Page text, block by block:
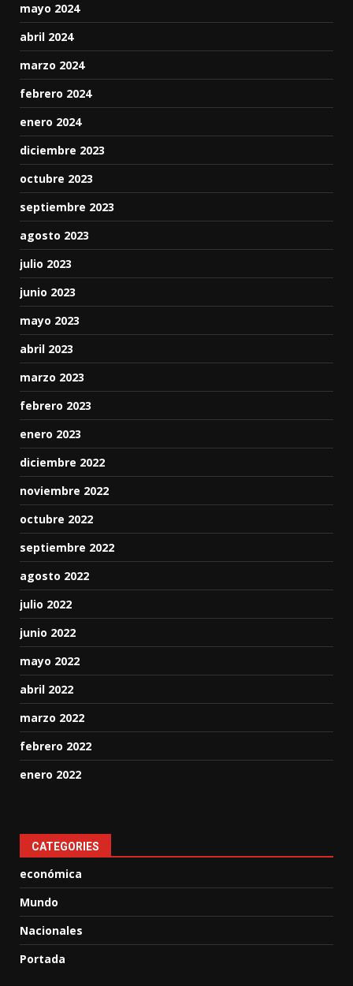
mayo 2024
abril 2024
marzo 2024
febrero 2024
enero 2024
diciembre 2023
octubre 2023
septiembre 2023
agosto 2023
julio 2023
junio 2023
mayo 2023
abril 2023
marzo 2023
febrero 2023
enero 2023
diciembre 2022
noviembre 2022
octubre 2022
septiembre 2022
agosto 2022
julio 2022
junio 2022
mayo 2022
abril 2022
marzo 2022
febrero 2022
enero 2022
CATEGORIES
económica
Mundo
Nacionales
Portada